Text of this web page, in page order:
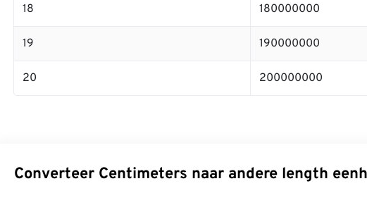
18 180000000
19 190000000
20 200000000
Converteer Centimeters naar andere length